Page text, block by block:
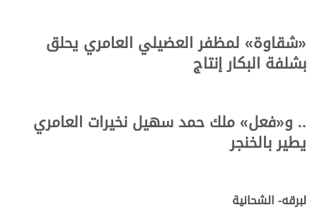
«شقاوة» لمظفر العضيلي العامري يحلق
بشلفة البكار إنتاج
.. و«فعل» ملك حمد سهيل نخيرات العامري
يطير بالخنجر
لبرقه- الشحانية